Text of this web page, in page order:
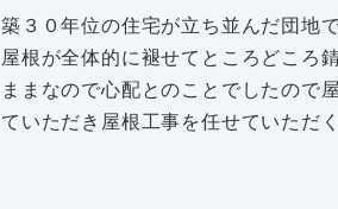
築３０年位の住宅が立ち並んだ団地
屋根が全体的に褪せてところどころ
ままなので心配とのことでしたので
ていただき屋根工事を任せていただ